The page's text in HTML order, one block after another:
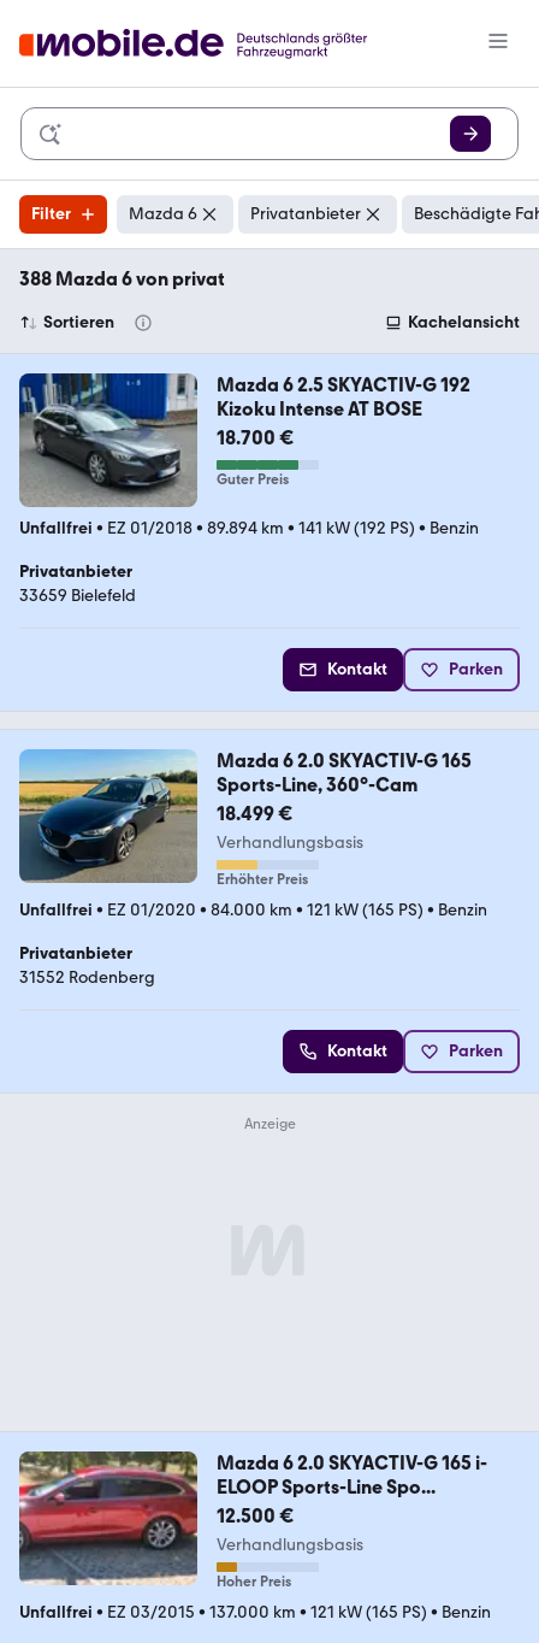
Filter Mazda 6 Privatanbieter Beschädigte
388 Mazda 6 von privat
Sortieren Kachelansicht
Mazda 6 2.5 SKYACTIV-G 192
Kizoku Intense AT BOSE
18.700 €
Guter Preis
Unfallfrei • EZ 01/2018• 89.894 km • 141 kW (192 PS) • Benzin
Privatanbieter
33659 Bielefeld
Kontakt Parken
Mazda 6 2.0 SKYACTIV-G 165
Sports-Line, 360°-Cam
18.499 €
Verhandlungsbasis
Erhöhter Preis
Unfallfrei • EZ 01/2020 • 84.000 km • 121 kW (165 PS) • Benzin
Privatanbieter
31552 Rodenberg
Kontakt Parken
Mazda 6 2.0 SKYACTIV-G 165 i-
ELOOP Sports-Line Spo...
12.500 €
Verhandlungsbasis
Hoher Preis
Unfallfrei • EZ 03/2015 • 137.000 km • 121 kW (165 PS) • Benzin